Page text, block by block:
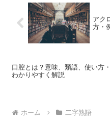
アク
方・
口腔とは？意味、類語、使い方
わかりやすく解説
ホーム 二字熟語